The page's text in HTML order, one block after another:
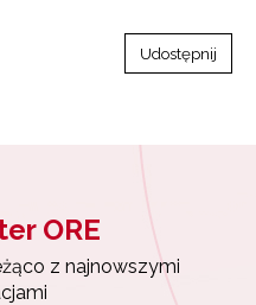
Udostępnij
ORE
z najnowszymi